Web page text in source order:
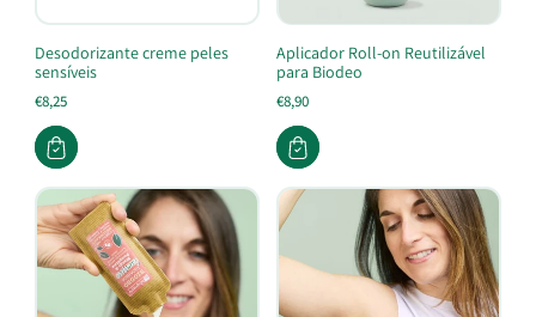
Desodorizante creme peles
sensíveis
€8,25
Aplicador Roll-on Reutilizável
para Biodeo
€8,90